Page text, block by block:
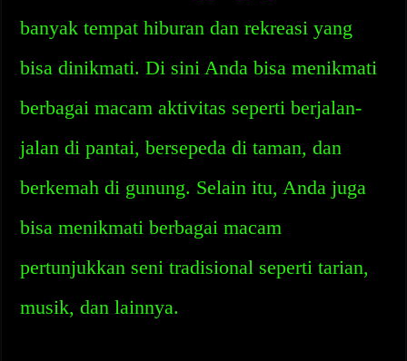
banyak tempat hiburan dan rekreasi yang
bisa dinikmati. Di sini Anda bisa menikmati
berbagai macam aktivitas seperti berjalan-
jalan di pantai, bersepeda di taman, dan
berkemah di gunung. Selain itu, Anda juga
bisa menikmati berbagai macam
pertunjukkan seni tradisional seperti tarian,
musik, dan lainnya.